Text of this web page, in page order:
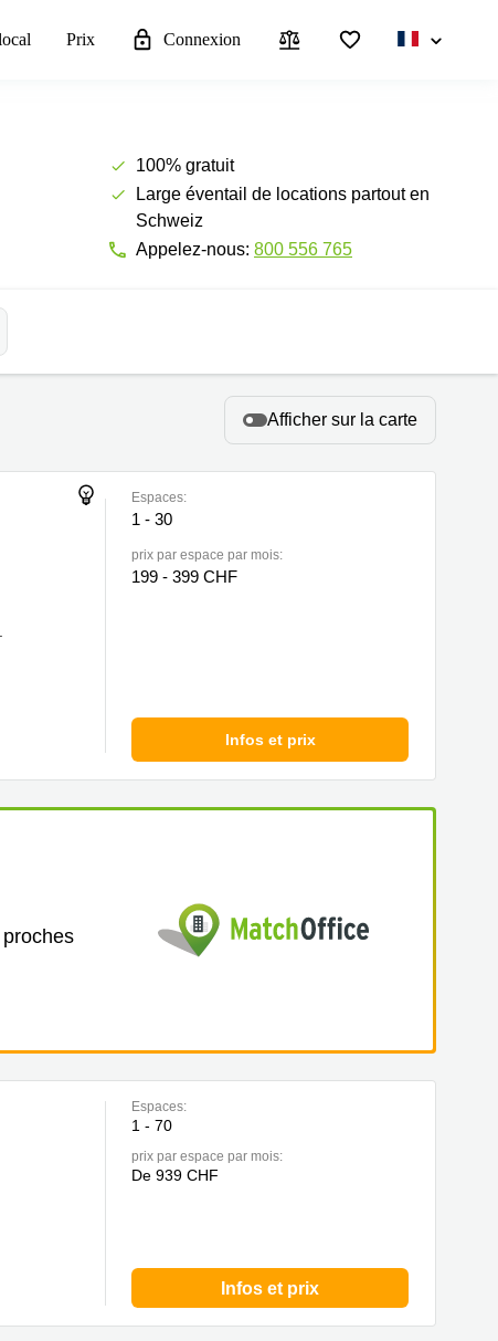
Prix Connexion
100% gratuit
Large éventail de locations partout en
Schweiz
Appelez-nous: 800 556 765
Afficher sur la carte
Espaces:
1 - 30
prix par espace par mois:
199 - 399 CHF
Infos et prix
Espaces:
1 - 70
prix par espace par mois:
De 939 CHF
Infos et prix